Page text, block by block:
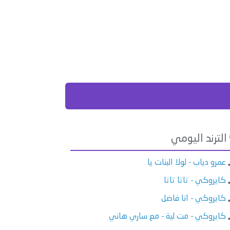
الترند اليومي
عمرو دياب - لولا البنات يا
كايروكي - تاتا تاتا
كايروكي - انا فاضل
كايروكي - مت لية - مع ساري هاني